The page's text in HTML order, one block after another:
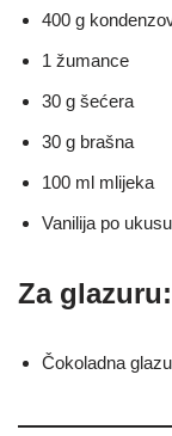
400 g
1 žumance
30 g šećera
30 g brašna
100 ml mlijeka
Vanilija po ukusu
Za glazuru:
Čokoladna